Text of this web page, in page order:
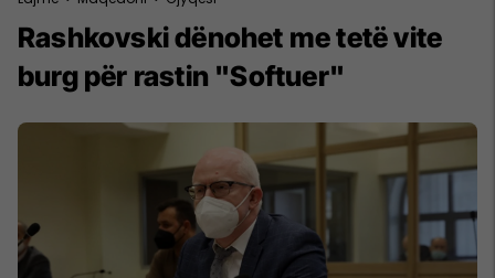
Rashkovski dënohet me tetë vite
burg për rastin "Softuer"